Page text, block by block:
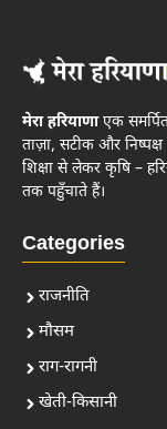
मेरा हरियाणाएक
ताज़ा, सटीक और
शिक्षा से लेकर कृषि –
तक पहुँचाते हैं।
Categories
राजनीति
मौसम
राग-रागनी
खेती-किसानी